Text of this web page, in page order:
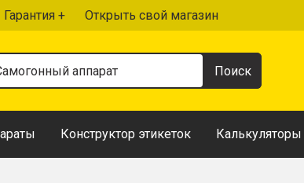
Гарантия + Открыть свой магазин
Конструктор этикеток Калькуляторы